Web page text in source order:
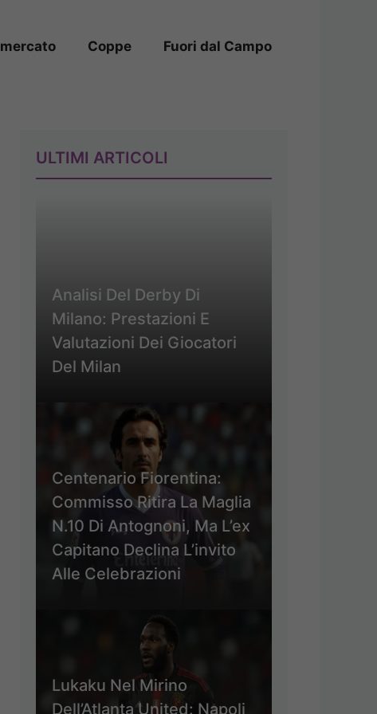
Coppe Fuori dal Campo
ULTIMI ARTICOLI
Analisi Del Derby Di
Milano: Prestazioni E
Valutazioni Dei Giocatori
Del Milan
Centenario Fiorentina:
Commisso Ritira La Maglia
N.10 Di Antognoni, Ma L’ex
Capitano Declina L’invito
Alle Celebrazioni
Lukaku Nel Mirino
Dell’Atlanta United: Napoli